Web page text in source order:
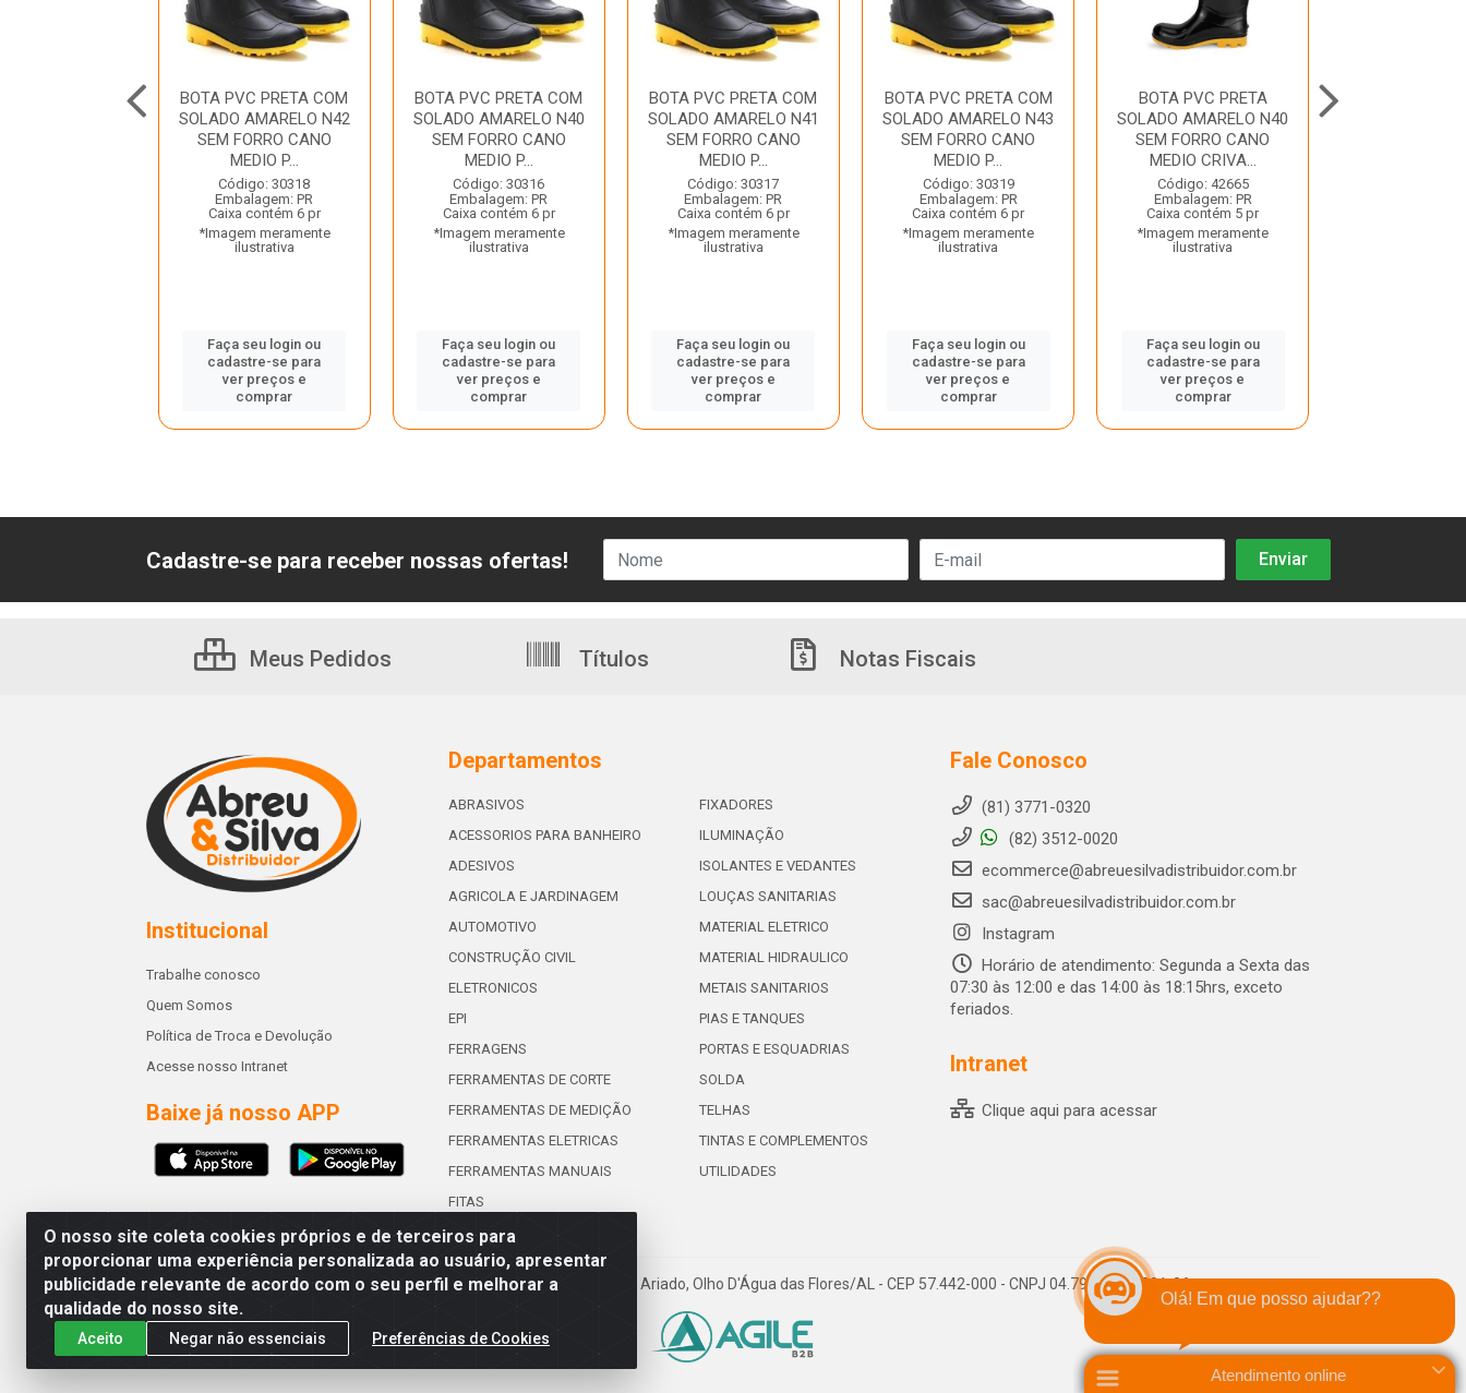
BOTA PVC PRETA COM
SOLADO AMARELO N42
SEM FORRO CANO
MEDIO P...
Código: 30318
Embalagem: PR
Caixa contém 6 pr
*Imagem meramente
ilustrativa
Faça seu login ou
cadastre-se para
ver preços e
comprar
BOTA PVC PRETA COM
SOLADO AMARELO N40
SEM FORRO CANO
MEDIO P...
Código: 30316
Embalagem: PR
Caixa contém 6 pr
*Imagem meramente
ilustrativa
Faça seu login ou
cadastre-se para
ver preços e
comprar
BOTA PVC PRETA COM
SOLADO AMARELO N41
SEM FORRO CANO
MEDIO P...
Código: 30317
Embalagem: PR
Caixa contém 6 pr
*Imagem meramente
ilustrativa
Faça seu login ou
cadastre-se para
ver preços e
comprar
BOTA PVC PRETA COM
SOLADO AMARELO N43
SEM FORRO CANO
MEDIO P...
Código: 30319
Embalagem: PR
Caixa contém 6 pr
*Imagem meramente
ilustrativa
Faça seu login ou
cadastre-se para
ver preços e
comprar
BOTA PVC PRETA
SOLADO AMARELO N40
SEM FORRO CANO
MEDIO CRIVA...
Código: 42665
Embalagem: PR
Caixa contém 5 pr
*Imagem meramente
ilustrativa
Faça seu login ou
cadastre-se para
ver preços e
comprar
O nosso site coleta cookies próprios e de terceiros para
proporcionar uma experiência personalizada ao usuário, apresentar
publicidade relevante de acordo com o seu perfil e melhorar a
qualidade do nosso site.
Aceito Negar não essenciais Preferências de Cookies
Cadastre-se para receber nossas ofertas!
Meus Pedidos Títulos Notas Fiscais
Institucional
Trabalhe conosco
Quem Somos
Política de Troca e Devolução
Acesse nosso Intranet
Baixe já nosso APP
Departamentos
ABRASIVOS
ACESSORIOS PARA BANHEIRO
ADESIVOS
AGRICOLA E JARDINAGEM
AUTOMOTIVO
CONSTRUÇÃO CIVIL
ELETRONICOS
EPI
FERRAGENS
FERRAMENTAS DE CORTE
FERRAMENTAS DE MEDIÇÃO
FERRAMENTAS ELETRICAS
FERRAMENTAS MANUAIS
FITAS
FIXADORES
ILUMINAÇÃO
ISOLANTES E VEDANTES
LOUÇAS SANITARIAS
MATERIAL ELETRICO
MATERIAL HIDRAULICO
METAIS SANITARIOS
PIAS E TANQUES
PORTAS E ESQUADRIAS
SOLDA
TELHAS
TINTAS E COMPLEMENTOS
UTILIDADES
Fale Conosco
(81) 3771-0320
(82) 3512-0020
ecommerce@abreuesilvadistribuidor.com.br
sac@abreuesilvadistribuidor.com.br
Instagram
Horário de atendimento: Segunda a Sexta das
07:30 às 12:00 e das 14:00 às 18:15hrs, exceto
feriados.
Intranet
Clique aqui para acessar
Abreu & Silva - Rua Padre Jose de Souza Leite, 265 - Ariado, Olho D'Água das Flores/AL - CEP 57.442-000 - CNPJ 04.790.656/0001-06